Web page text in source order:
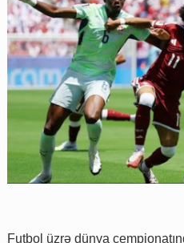
Futbol üzrə dünya